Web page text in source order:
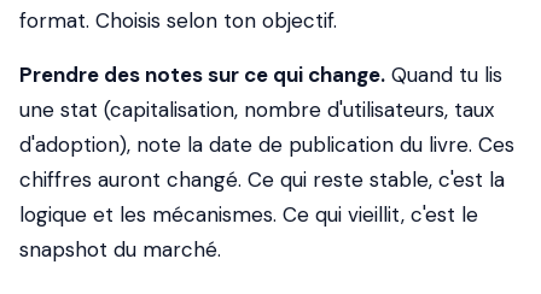
format. Choisis selon ton objectif.
Prendre des notes sur ce qui change. Quand tu lis
une stat (capitalisation, nombre d'utilisateurs, taux
d'adoption), note la date de publication du livre. Ces
chiffres auront changé. Ce qui reste stable, c'est la
logique et les mécanismes. Ce qui vieillit, c'est le
snapshot du marché.